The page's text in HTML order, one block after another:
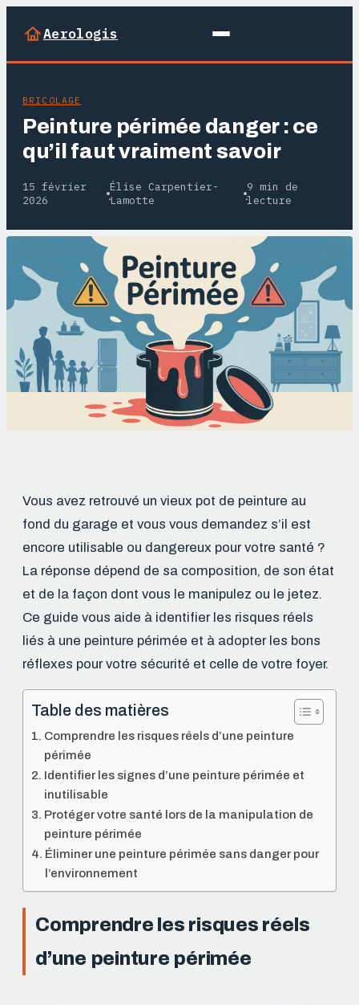
Aerologis
BRICOLAGE
Peinture périmée danger : ce
qu’il faut vraiment savoir
15 février
2026
·
Élise Carpentier-
Lamotte
·
9 min de
lecture
Vous avez retrouvé un vieux pot de peinture au
fond du garage et vous vous demandez s’il est
encore utilisable ou dangereux pour votre santé ?
La réponse dépend de sa composition, de son état
et de la façon dont vous le manipulez ou le jetez.
Ce guide vous aide à identifier les risques réels
liés à une peinture périmée et à adopter les bons
réflexes pour votre sécurité et celle de votre foyer.
Table des matières
Comprendre les risques réels d’une peinture
périmée
Identifier les signes d’une peinture périmée et
inutilisable
Protéger votre santé lors de la manipulation de
peinture périmée
Éliminer une peinture périmée sans danger pour
l’environnement
Comprendre les risques réels
d’une peinture périmée